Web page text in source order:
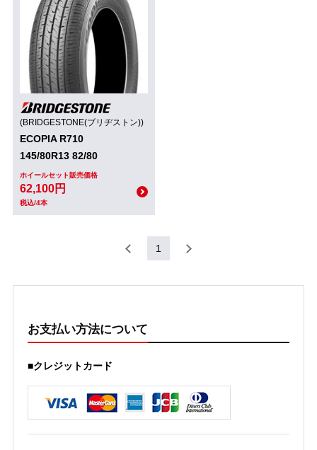
(BRIDGESTONE(ブリヂストン))
ECOPIA R710
145/80R13 82/80
ホイールセット販売価格
62,100円
税込/4本
1
お支払い方法について
■クレジットカード